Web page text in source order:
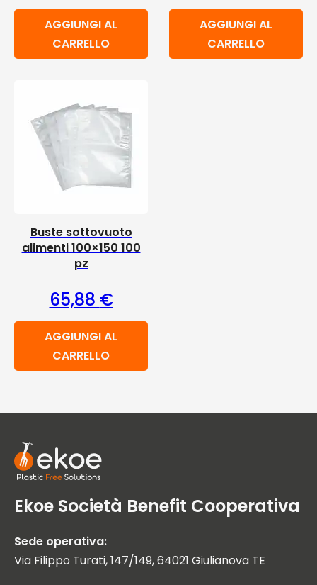
AGGIUNGI AL
CARRELLO
AGGIUNGI AL
CARRELLO
Buste sottovuoto
alimenti 100×150 100
pz
65,88 €
AGGIUNGI AL
CARRELLO
Ekoe Società Benefit Cooperativa
Sede operativa:
Via Filippo Turati, 147/149, 64021 Giulianova TE